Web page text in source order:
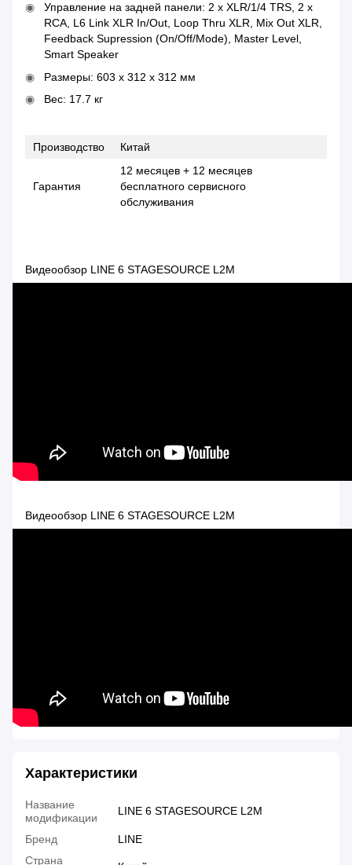
Управление на задней панели: 2 х XLR/1/4 TRS, 2 х
RCA, L6 Link XLR In/Out, Loop Thru XLR, Mix Out XLR,
Feedback Supression (On/Off/Mode), Master Level,
Smart Speaker
Размеры: 603 x 312 x 312 мм
Вес: 17.7 кг
Производство Китай
Гарантия
12 месяцев + 12 месяцев
бесплатного сервисного
обслуживания
Видеообзор LINE 6 STAGESOURCE L2M
Видеообзор LINE 6 STAGESOURCE L2M
Характеристики
Название
модификации
LINE 6 STAGESOURCE L2M
Бренд
LINE
Страна